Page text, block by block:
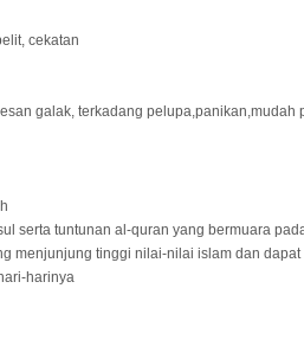
cekatan
galak, terkadang pelupa,panikan,mudah
serta tuntunan al-quran yang bermuara
menjunjung tinggi nilai-nilai islam dan dapat
harinya